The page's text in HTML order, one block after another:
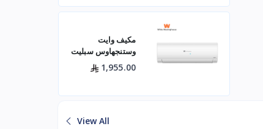
مكيف وايت
وستنجهاوس سبليت
24 بارد — 21400
وحدة موديل
لتبريد فعال للم
1,955.00
View All